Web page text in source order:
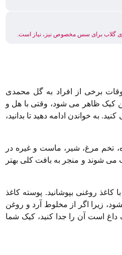
گلاب برای سس مخصوص نیز، نیاز است.
برخی از افراد به گل محمدی
کیک ظاهر می شود، وقتی با هل و
خواندن ادامه دهید تا بدانید،
تخم مرغ، شیر، ماست و غیره در
می شوند و منجر به بافت کلی بهتر
و یا با کاغذ روغنی بپوشانید. پوسته کاغذ
زیرا اگر از مخلوط آرد و روغن
داغ است آن را جدا کنید، کیک شما